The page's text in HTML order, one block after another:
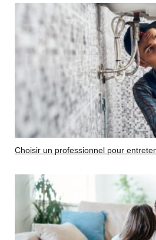
Choisir un professionnel pour